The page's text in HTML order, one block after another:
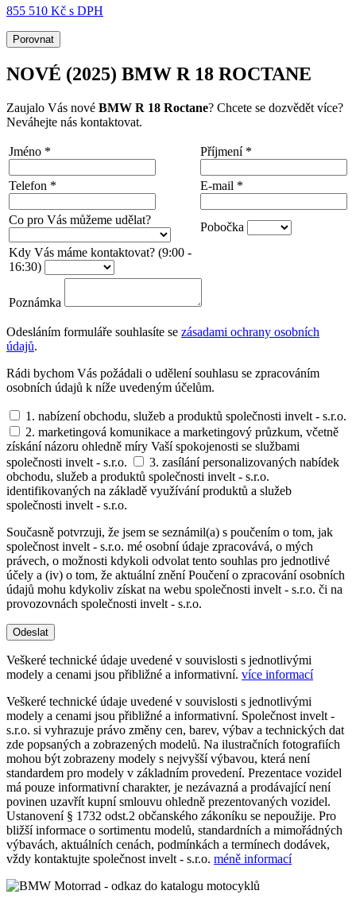
855 510 Kč s DPH
Porovnat
NOVÉ (2025) BMW R 18 ROCTANE
Zaujalo Vás nové BMW R 18 Roctane? Chcete se dozvědět více?
Neváhejte nás kontaktovat.
Jméno * Příjmení *
Telefon * E-mail *
Co pro Vás můžeme udělat?
Pobočka
Kdy Vás máme kontaktovat? (9:00 -
16:30)
Poznámka
Odesláním formuláře souhlasíte se zásadami ochrany osobních
údajů.
Rádi bychom Vás požádali o udělení souhlasu se zpracováním
osobních údajů k níže uvedeným účelům.
1. nabízení obchodu, služeb a produktů společnosti invelt - s.r.o.
2. marketingová komunikace a marketingový průzkum, včetně
získání názoru ohledně míry Vaší spokojenosti se službami
společnosti invelt - s.r.o.
3. zasílání personalizovaných nabídek
obchodu, služeb a produktů společnosti invelt - s.r.o.
identifikovaných na základě využívání produktů a služeb
společnosti invelt - s.r.o.
Současně potvrzuji, že jsem se seznámil(a) s poučením o tom, jak
společnost invelt - s.r.o. mé osobní údaje zpracovává, o mých
právech, o možnosti kdykoli odvolat tento souhlas pro jednotlivé
účely a (iv) o tom, že aktuální znění Poučení o zpracování osobních
údajů mohu kdykoliv získat na webu společnosti invelt - s.r.o. či na
provozovnách společnosti invelt - s.r.o.
Odeslat
Veškeré technické údaje uvedené v souvislosti s jednotlivými
modely a cenami jsou přibližné a informativní. více informací
Veškeré technické údaje uvedené v souvislosti s jednotlivými
modely a cenami jsou přibližné a informativní. Společnost invelt -
s.r.o. si vyhrazuje právo změny cen, barev, výbav a technických dat
zde popsaných a zobrazených modelů. Na ilustračních fotografiích
mohou být zobrazeny modely s nejvyšší výbavou, která není
standardem pro modely v základním provedení. Prezentace vozidel
má pouze informativní charakter, je nezávazná a prodávající není
povinen uzavřít kupní smlouvu ohledně prezentovaných vozidel.
Ustanovení § 1732 odst.2 občanského zákoníku se nepoužije. Pro
bližší informace o sortimentu modelů, standardních a mimořádných
výbavách, aktuálních cenách, podmínkách a termínech dodávek,
vždy kontaktujte společnost invelt - s.r.o. méně informací